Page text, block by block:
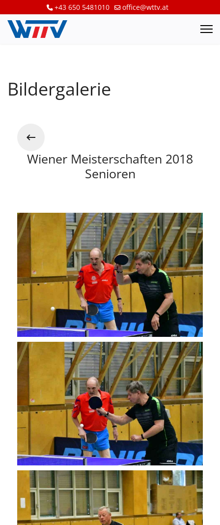
+43 650 5481010 office@wttv.at
Bildergalerie
Wiener Meisterschaften 2018
Senioren